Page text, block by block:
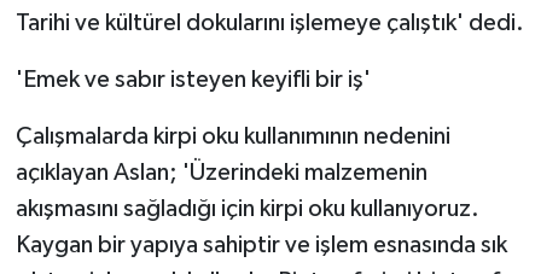
Tarihi ve kültürel dokularını işlemeye çalıştık' dedi.
'Emek ve sabır isteyen keyifli bir iş'
Çalışmalarda kirpi oku kullanımının nedenini
açıklayan Aslan; 'Üzerindeki malzemenin
akışmasını sağladığı için kirpi oku kullanıyoruz.
Kaygan bir yapıya sahiptir ve işlem esnasında sık